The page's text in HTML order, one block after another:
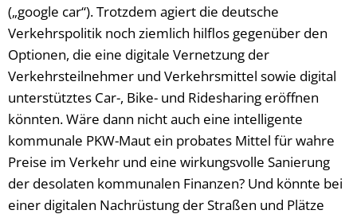
(„google car“). Trotzdem agiert die deutsche
Verkehrspolitik noch ziemlich hilflos gegenüber den
Optionen, die eine digitale Vernetzung der
Verkehrsteilnehmer und Verkehrsmittel sowie digital
unterstütztes Car-, Bike- und Ridesharing eröffnen
könnten. Wäre dann nicht auch eine intelligente
kommunale PKW-Maut ein probates Mittel für wahre
Preise im Verkehr und eine wirkungsvolle Sanierung
der desolaten kommunalen Finanzen? Und könnte bei
einer digitalen Nachrüstung der Straßen und Plätze